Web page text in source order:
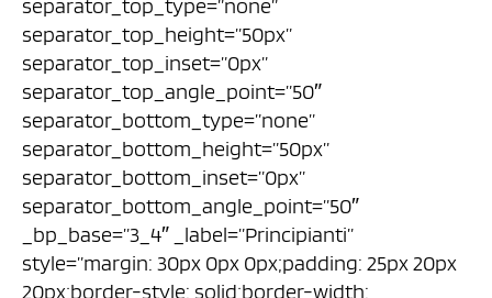
separator_top_type=”none”
separator_top_height=”50px”
separator_top_inset=”0px”
separator_top_angle_point=”50″
separator_bottom_type=”none”
separator_bottom_height=”50px”
separator_bottom_inset=”0px”
separator_bottom_angle_point=”50″
_bp_base=”3_4″ _label=”Principianti”
style=”margin: 30px 0px 0px;padding: 25px 20px
20px;border-style: solid;border-width: